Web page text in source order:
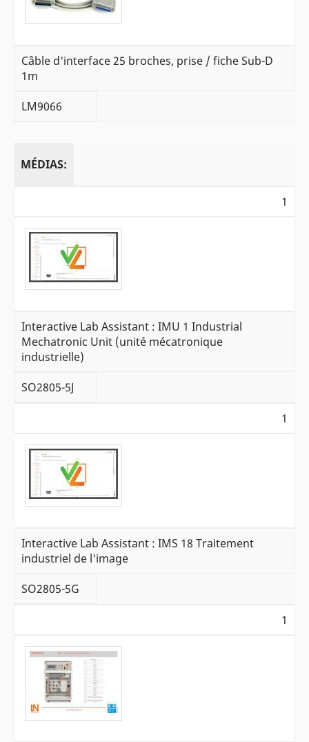
Câble d'interface 25 broches, prise / fiche Sub-D
1m
LM9066
MÉDIAS:
1
Interactive Lab Assistant : IMU 1 Industrial
Mechatronic Unit (unité mécatronique
industrielle)
SO2805-5J
1
Interactive Lab Assistant : IMS 18 Traitement
industriel de l'image
SO2805-5G
1